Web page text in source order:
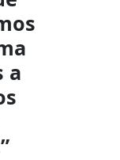
a